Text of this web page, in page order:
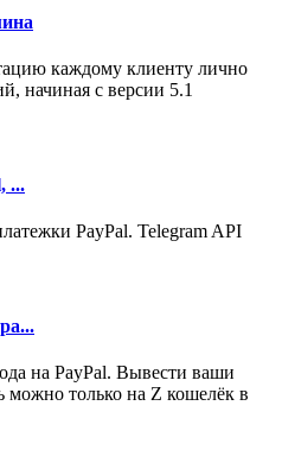
каждому клиенту лично
начиная с версии 5.1
...
PayPal. Telegram API
на PayPal. Вывести ваши
можно только на Z кошелёк в